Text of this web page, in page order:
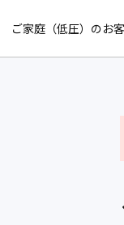
ご家庭（低圧）のお